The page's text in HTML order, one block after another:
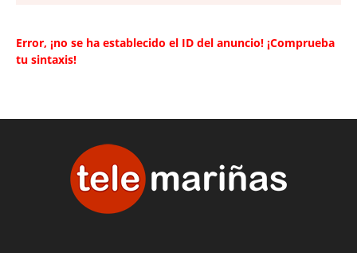
Error, ¡no se ha establecido el ID del anuncio! ¡Comprueba
tu sintaxis!